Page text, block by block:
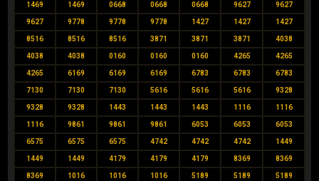
1469 1469 0668 0668 0668 9627 9627
9627 9778 9778 9778 1427 1427 1427
8516 8516 8516 3871 3871 3871 4038
4038 4038 0160 0160 0160 4265 4265
4265 6169 6169 6169 6783 6783 6783
7130 7130 7130 5616 5616 5616 9328
9328 9328 1443 1443 1443 1116 1116
1116 9861 9861 9861 6053 6053 6053
6575 6575 6575 4742 4742 4742 1449
1449 1449 4179 4179 4179 8369 8369
8369 1016 1016 1016 5189 5189 5189